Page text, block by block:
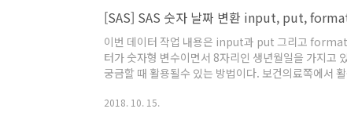
[SAS] SAS 숫자 날짜 변환 input, put,
이번 데이터 작업 내용은 input과 put 그리고 format
터가 숫자형 변수이면서 8자리인 생년월일을 가지고
궁금할 때 활용될수 있는 방법이다. 보건의료쪽에서
터에 요양종료일이라던지 퇴원일을 가지고 있겠지만
2018. 10. 15.